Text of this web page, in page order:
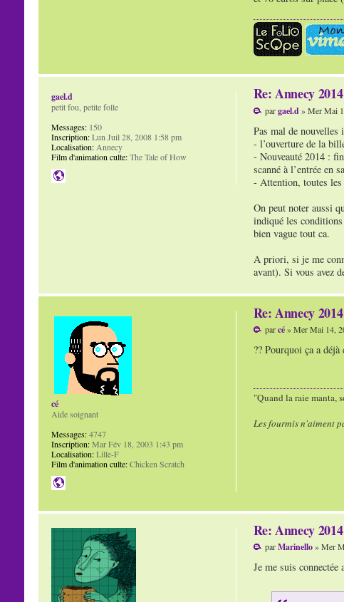
Re: Annecy
pargael.d » Mer Mai
Pas mal de
- l’ouverture de la
- Nouveauté 2014 :
scanné à l’entrée en
- Attention, toutes les
On peut noter aussi
indiqué les
bien vague tout ca.
A priori, si je me
avant). Si vous avez
gael.d
petit fou, petite folle
Messages:150
Inscription:Lun Juil 28, 2008 1:58 pm
Localisation:Annecy
Film d'animation culte:The Tale of How
Re: Annecy
parcé» Mer Mai 14,
?? Pourquoi ça a
"Quand la raie manta,
Les fourmis n'aiment
cé
Aide soignant
Messages:4747
Inscription:Mar Fév 18, 2003 1:43 pm
Localisation:Lille-F
Film d'animation culte:Chicken Scratch
Re: Annecy
parMarinello» Mer
Je me suis